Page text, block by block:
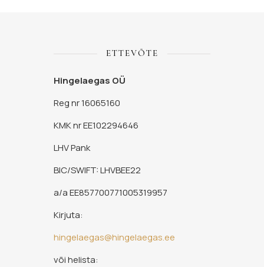
ETTEVÕTE
Hingelaegas OÜ
Reg nr 16065160
KMK nr EE102294646
LHV Pank
BIC/SWIFT: LHVBEE22
a/a EE857700771005319957
Kirjuta:
hingelaegas@hingelaegas.ee
või helista: